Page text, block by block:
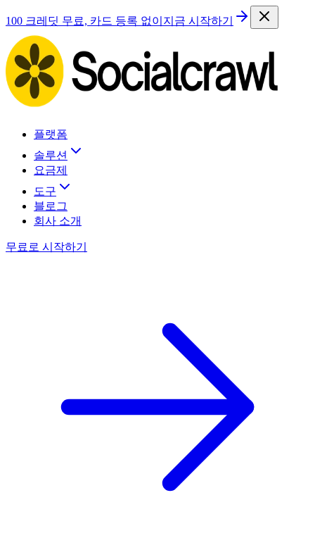
100 크레딧 무료, 카드 등록 없이 지금 시작하기
플랫폼
솔루션
요금제
도구
블로그
회사 소개
무료로 시작하기